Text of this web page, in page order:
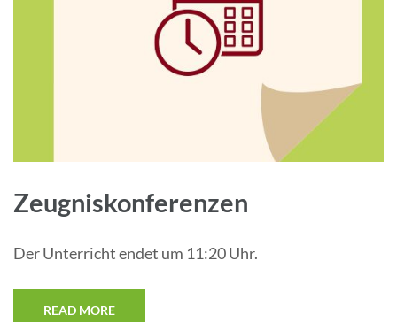
Zeugniskonferenzen
Der Unterricht endet um 11:20 Uhr.
READ MORE